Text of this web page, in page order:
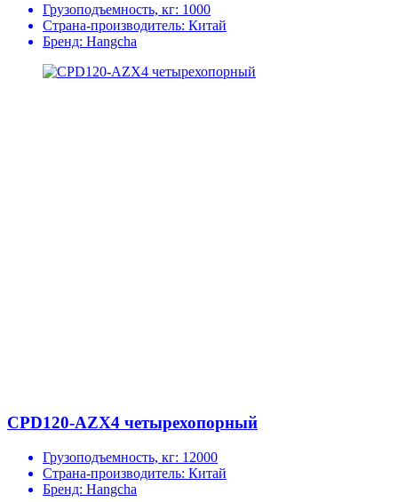
Грузоподъемность, кг: 1000
Страна-производитель: Китай
Бренд: Hangcha
CPD120-AZX4 четырехопорный
Грузоподъемность, кг: 12000
Страна-производитель: Китай
Бренд: Hangcha